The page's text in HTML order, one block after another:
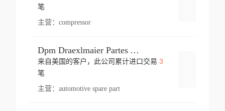
笔
主营： compressor
Dpm Draexlmaier Partes Automotrices Corr Ind Huejotzingo
来自美国的客户，此公司累计进口交易 3
笔
主营： automotive spare part